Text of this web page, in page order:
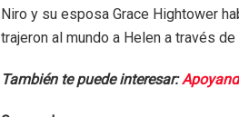
Niro y su esposa Grace Hightower
trajeron al mundo a Helen a través
También te puede interesar: